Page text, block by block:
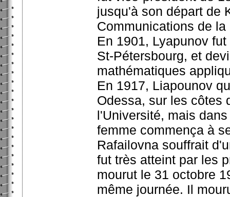
jusqu'à son départ de
Communications de
En 1901, Lyapunov
St-Pétersbourg, et
mathématiques
En 1917, Liapounov
Odessa, sur les côtes
l'Université, mais
femme commença à
Rafailovna souffrait
fut très atteint par les
mourut le 31 octobre
même journée. Il